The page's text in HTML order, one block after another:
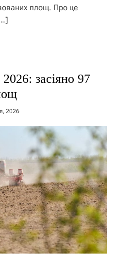
площ. Про це
засіяно 97
2026